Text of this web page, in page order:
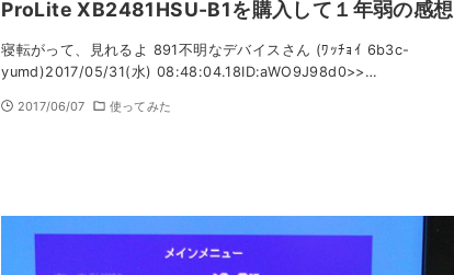
ProLite XB2481HSU-B1を購入して１年弱の感想
寝転がって、見れるよ 891不明なデバイスさん (ﾜｯﾁｮｲ 6b3c-
yumd)2017/05/31(水) 08:48:04.18ID:aWO9J98d0>>…
2017/06/07 使ってみた